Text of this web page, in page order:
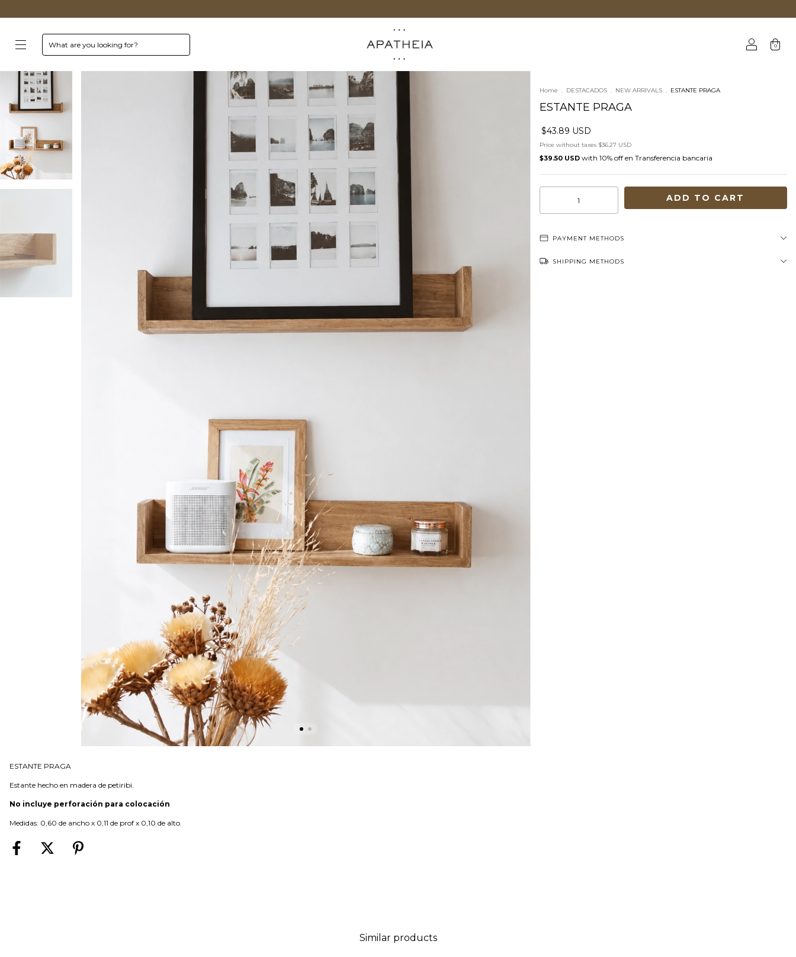
0
Home . DESTACADOS . NEW ARRIVALS . ESTANTE PRAGA
ESTANTE PRAGA
$43.89 USD
Price without taxes $36.27 USD
$39.50 USD with Transferencia bancaria
PAYMENT METHODS
SHIPPING METHODS
ESTANTE PRAGA
Estante hecho en madera de petiribi.
No incluye perforación para colocación
Medidas: 0,60 de ancho x 0,11 de prof x 0,10 de alto.
Similar products